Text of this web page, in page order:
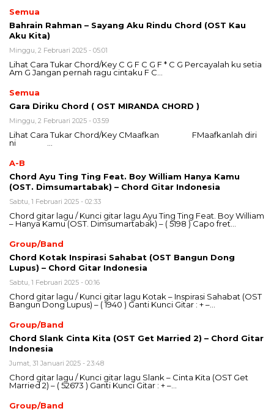
Semua
Bahrain Rahman – Sayang Aku Rindu Chord (OST Kau
Aku Kita)
Minggu, 2 Februari 2025 - 05:01
Lihat Cara Tukar Chord/Key C G F C G F * C G Percayalah ku setia
Am G Jangan pernah ragu cintaku F C…
Semua
Gara Diriku Chord ( OST MIRANDA CHORD )
Minggu, 2 Februari 2025 - 03:59
Lihat Cara Tukar Chord/Key CMaafkan FMaafkanlah diri
ni …
A-B
Chord Ayu Ting Ting Feat. Boy William Hanya Kamu
(OST. Dimsumartabak) – Chord Gitar Indonesia
Sabtu, 1 Februari 2025 - 02:33
Chord gitar lagu / Kunci gitar lagu Ayu Ting Ting Feat. Boy William
– Hanya Kamu (OST. Dimsumartabak) – ( 5198 ) Capo fret…
Group/Band
Chord Kotak Inspirasi Sahabat (OST Bangun Dong
Lupus) – Chord Gitar Indonesia
Sabtu, 1 Februari 2025 - 00:16
Chord gitar lagu / Kunci gitar lagu Kotak – Inspirasi Sahabat (OST
Bangun Dong Lupus) – ( 1940 ) Ganti Kunci Gitar : + –…
Group/Band
Chord Slank Cinta Kita (OST Get Married 2) – Chord Gitar
Indonesia
Jumat, 31 Januari 2025 - 23:48
Chord gitar lagu / Kunci gitar lagu Slank – Cinta Kita (OST Get
Married 2) – ( 52673 ) Ganti Kunci Gitar : + –…
Group/Band